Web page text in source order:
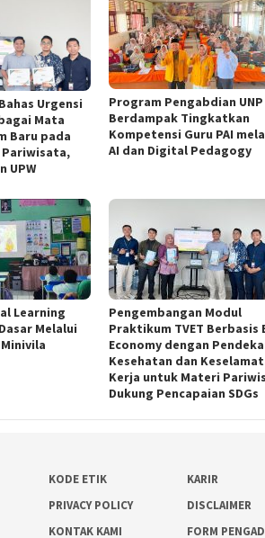
Urgensi
Mata
Baru pada
Pariwisata,
UPW
Program Pengabdian UNP
Berdampak Tingkatkan
Kompetensi Guru PAI
AI dan Digital Pedagogy
Learning
Melalui
Pengembangan Modul
Praktikum TVET Berbasis
Economy dengan
Kesehatan dan
Kerja untuk Materi
Dukung Pencapaian SDGs
KODE ETIK
KARIR
PRIVACY POLICY
DISCLAIMER
KONTAK KAMI FORM